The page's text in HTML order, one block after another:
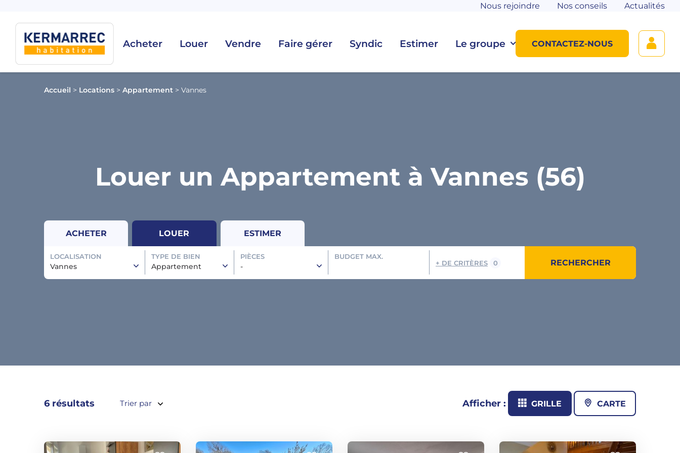
Acheter Louer Vendre Faire gérer Syndic Estimer Le groupe
Nous rejoindre Nos conseils Actualités
CONTACTEZ-NOUS
Accueil > Locations > Appartement > Vannes
Louer un Appartement à Vannes (56)
ACHETER LOUER ESTIMER
LOCALISATION
Vannes
TYPE DE BIEN
Appartement
PIÈCES
-
BUDGET MAX.
+ DE CRITÈRES 0 RECHERCHER
6 résultats Trier par Afficher : GRILLE CARTE